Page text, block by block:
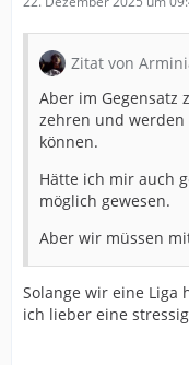
Zitat von
Aber im Gegensatz
zehren und
können.
Hätte ich mir auch
möglich gewesen.
Aber wir müssen
Solange wir eine Liga
ich lieber eine